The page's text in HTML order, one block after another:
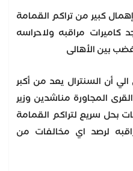
كبير من تراكم القمامة
كاميرات مراقبه ولاحراسه
بين الأهالى
أن السنترال يعد من أكبر
المجاورة مناشدين وزير
بحل سريع لتراكم القمامة
لرصد اي مخالفات من